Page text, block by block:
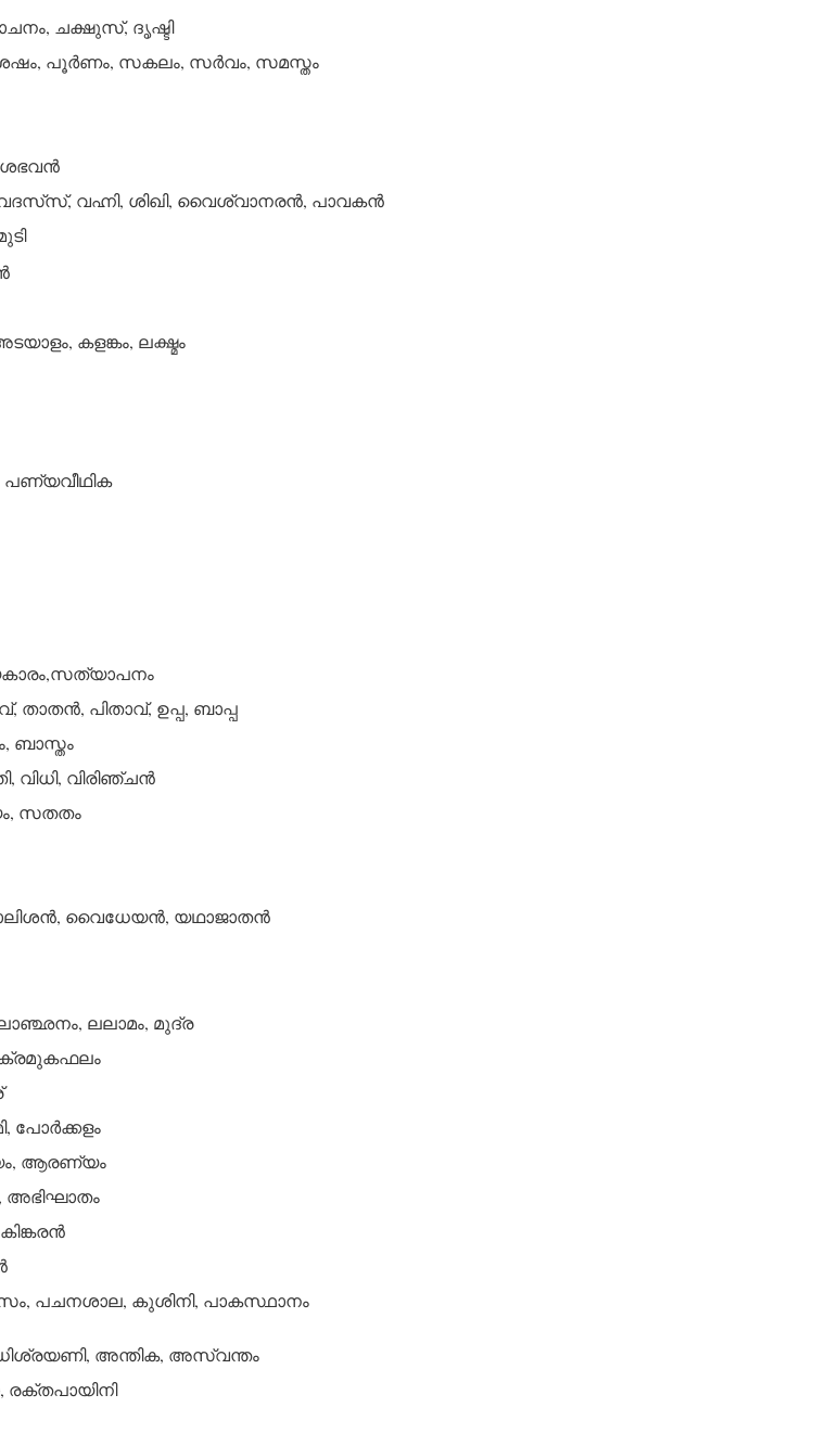
ചക്ഷുസ്, ദൃഷ്ടി
പൂര്‍ണം, സകലം, സര്‍വം, സമസ്തം
വഹ്നി, ശിഖി, വൈശ്വാനരന്‍, പാവകന്‍
കളങ്കം, ലക്ഷ്മം
പണ്യവീഥിക
പിതാവ്, ഉപ്പ, ബാപ്പ
ബാസ്തം
വിധി, വിരിഞ്ചന്‍
സതതം
വൈധേയന്‍, യഥാജാതന്‍
ലലാമം, മുദ്ര
ക്രമുകഫലം
പോര്‍ക്കളം
ആരണ്യം
അഭിഘാതം
പചനശാല, കുശിനി, പാകസ്ഥാനം
അന്തിക, അസ്വന്തം